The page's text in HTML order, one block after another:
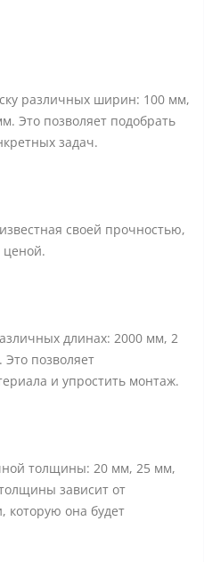
различных ширин: 100 мм,
Это позволяет подобрать
задач.
своей прочностью,
ценой.
длинах: 2000 мм, 2
позволяет
и упростить монтаж.
толщины: 20 мм, 25 мм,
зависит от
которую она будет